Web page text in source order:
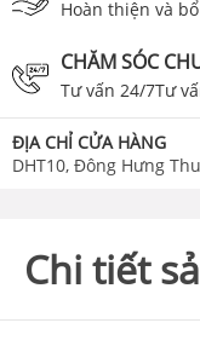
Hoàn thiện và
CHĂM SÓC
Tư vấn 24/7Tư
ĐỊA CHỈ CỬA HÀNG
DHT10, Đông Hưng
Chi tiết